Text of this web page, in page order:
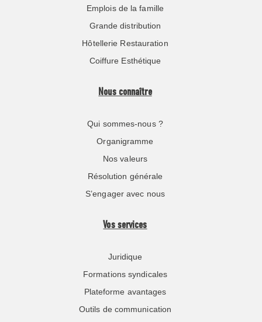
Emplois de la famille
Grande distribution
Hôtellerie Restauration
Coiffure Esthétique
Nous connaître
Qui sommes-nous ?
Organigramme
Nos valeurs
Résolution générale
S’engager avec nous
Vos services
Juridique
Formations syndicales
Plateforme avantages
Outils de communication